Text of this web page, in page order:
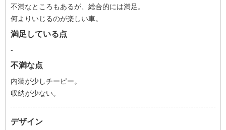
不満なところもあるが、総合的には満足。
何よりいじるのが楽しい車。
満足している点
-
不満な点
内装が少しチーピー。
収納が少ない。
デザイン